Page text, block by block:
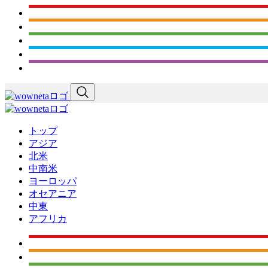
トップ
アジア
北米
中南米
ヨーロッパ
オセアニア
中東
アフリカ